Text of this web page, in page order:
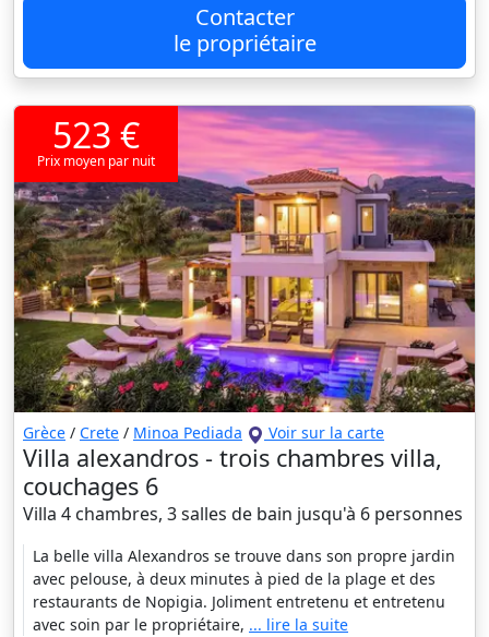
Contacter
le propriétaire
523 €
Prix moyen par nuit
Grèce / Crete / Minoa Pediada Voir sur la carte
Villa alexandros - trois chambres villa,
couchages 6
Villa 4 chambres, 3 salles de bain jusqu'à 6 personnes
La belle villa Alexandros se trouve dans son propre jardin
avec pelouse, à deux minutes à pied de la plage et des
restaurants de Nopigia. Joliment entretenu et entretenu
avec soin par le propriétaire, ... lire la suite